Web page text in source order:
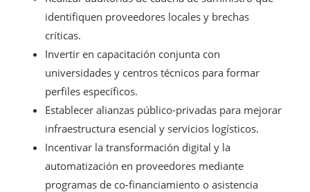
identifiquen proveedores locales y brechas
críticas.
Invertir en capacitación conjunta con
universidades y centros técnicos para formar
perfiles específicos.
Establecer alianzas público-privadas para mejorar
infraestructura esencial y servicios logísticos.
Incentivar la transformación digital y la
automatización en proveedores mediante
programas de co-financiamiento o asistencia